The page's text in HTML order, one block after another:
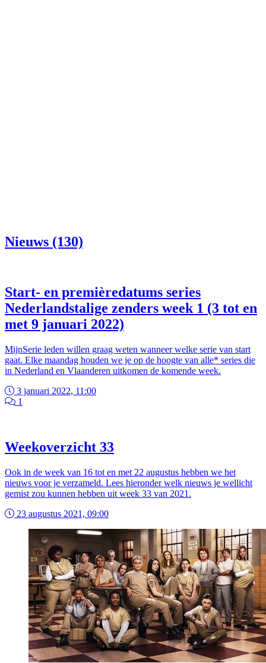
Nieuws (130)
Start- en premièredatums series
Nederlandstalige zenders week 1 (3 tot en
met 9 januari 2022)
MijnSerie leden willen graag weten wanneer welke serie van start
gaat. Elke maandag houden we je op de hoogte van alle* series die
in Nederland en Vlaanderen uitkomen de komende week.
3 januari 2022, 11:00
1
Weekoverzicht 33
Ook in de week van 16 tot en met 22 augustus hebben we het
nieuws voor je verzameld. Lees hieronder welk nieuws je wellicht
gemist zou kunnen hebben uit week 33 van 2021.
23 augustus 2021, 09:00